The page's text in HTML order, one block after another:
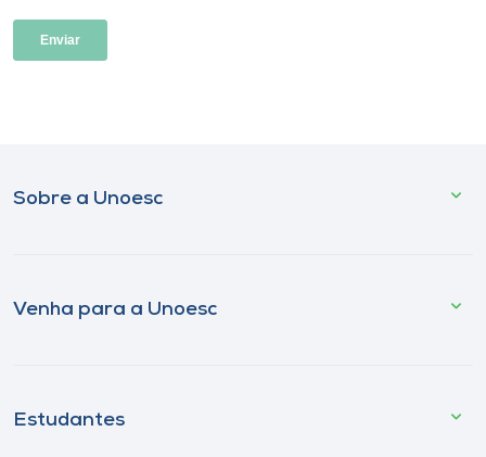
Sobre a Unoesc
Venha para a Unoesc
Estudantes